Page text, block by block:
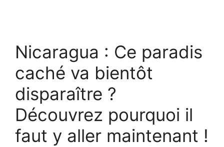
Nicaragua : Ce paradis
caché va bientôt
disparaître ?
Découvrez pourquoi il
faut y aller maintenant !